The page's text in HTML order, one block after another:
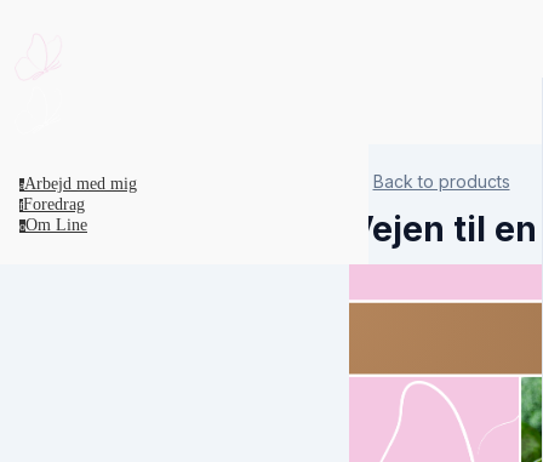
aArbejd med mig
fForedrag
oOm Line
Back to products
Vejen til